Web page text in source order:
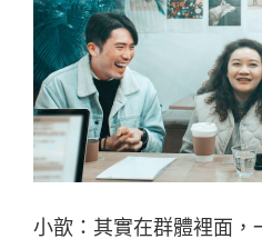
小歆：其實在群體裡面，